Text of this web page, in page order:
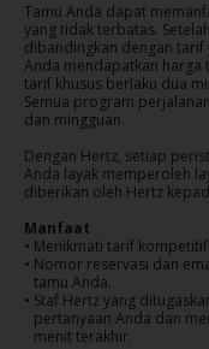
ID/ID
Reservasi
Sewa
Mobil
Penawaran
Khusus
Lokasi
Tamu Anda dapat
yang tidak terbatas.
dibandingkan dengan
Anda mendapatkan harga
tarif khusus berlaku dua
Semua program
dan mingguan.
Dengan Hertz, setiap
Anda layak memperoleh
diberikan oleh Hertz
Manfaat
• Menikmati tarif
• Nomor reservasi dan
tamu Anda.
• Staf Hertz yang
pertanyaan Anda dan
menit terakhir.